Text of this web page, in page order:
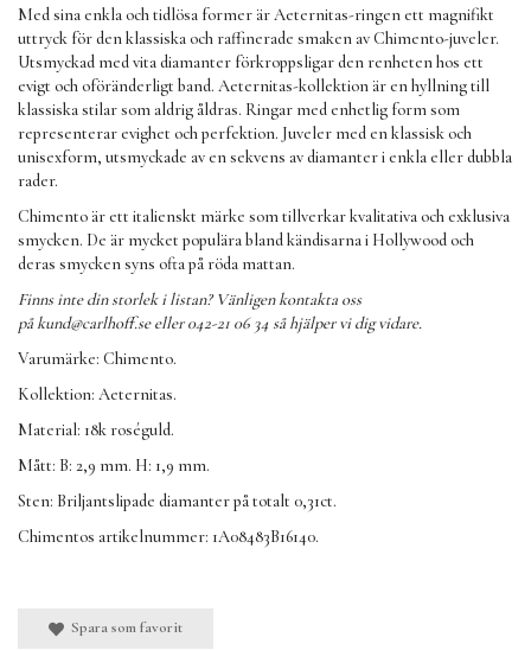
Med sina enkla och tidlösa former är Aeternitas-ringen ett magnifikt
uttryck för den klassiska och raffinerade smaken av Chimento-juveler.
Utsmyckad med vita diamanter förkroppsligar den renheten hos ett
evigt och oföränderligt band. Aeternitas-kollektion är en hyllning till
klassiska stilar som aldrig åldras. Ringar med enhetlig form som
representerar evighet och perfektion. Juveler med en klassisk och
unisexform, utsmyckade av en sekvens av diamanter i enkla eller dubbla
rader.
Chimento är ett italienskt märke som tillverkar kvalitativa och exklusiva
smycken. De är mycket populära bland kändisarna i Hollywood och
deras smycken syns ofta på röda mattan.
Finns inte din storlek i listan? Vänligen kontakta oss
påkund@carlhoff.seeller 042-21 06 34 så hjälper vi dig vidare.
Varumärke: Chimento.
Kollektion: Aeternitas.
Material: 18k roséguld.
Mått: B: 2,9 mm. H: 1,9 mm.
Sten: Briljantslipade diamanter på totalt 0,31ct.
Chimentos artikelnummer: 1A08483B16140.
Spara som favorit